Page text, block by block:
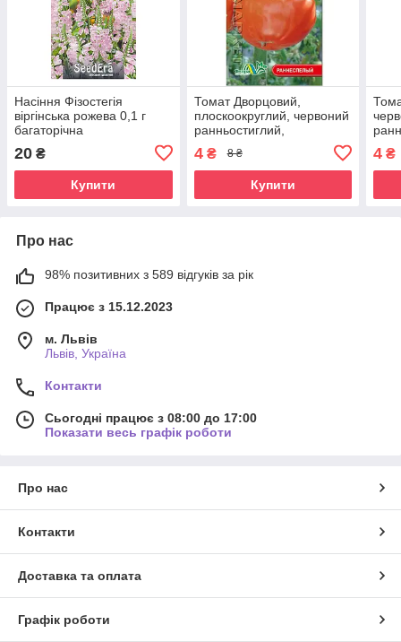
Насіння Фізостегія
віргінська рожева 0,1 г
багаторічна
20 ₴
Купити
Томат Дворцовий,
плоскоокруглий, червоний
ранньостиглий,
універсальний, насіння
0.1г
4₴ 8 ₴
Купити
4 ₴
Про нас
98% позитивних з 589 відгуків за рік
Працює з 15.12.2023
м. Львів
Львів, Україна
Контакти
Сьогодні працює з 08:00 до 17:00
Показати весь графік роботи
Про нас
Контакти
Доставка та оплата
Графік роботи